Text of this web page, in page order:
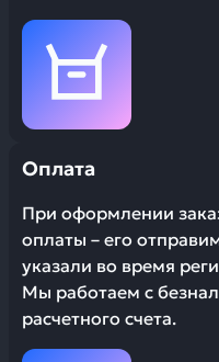
Оплата
При оформлении
оплаты – его
указали во время
Мы работаем с
расчетного счета.